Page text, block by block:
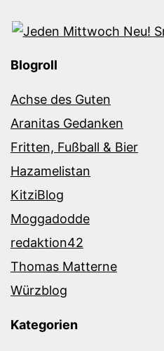
Blogroll
Achse des Guten
Aranitas Gedanken
Fritten, Fußball & Bier
Hazamelistan
KitziBlog
Moggadodde
redaktion42
Thomas Matterne
Würzblog
Kategorien